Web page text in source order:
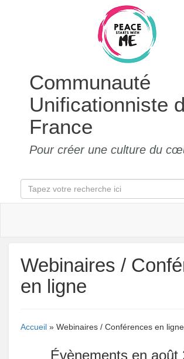
Communauté
Unificationniste
France
Pour créer une culture du
Webinaires /
en ligne
Accueil » Webinaires / Conférences en ligne
Évènements en août